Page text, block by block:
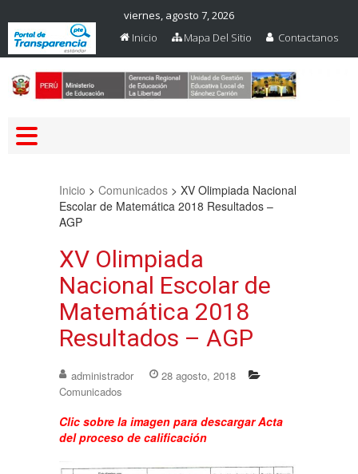
viernes, agosto 7, 2026
Inicio
Mapa Del Sitio Contactanos
Inicio >Comunicados >XV Olimpiada Nacional
Escolar de Matemática 2018 Resultados –
AGP
XV Olimpiada
Nacional Escolar de
Matemática 2018
Resultados – AGP
administrador
28 agosto, 2018
Comunicados
Clic sobre la imagen para descargar Acta
del proceso de calificación